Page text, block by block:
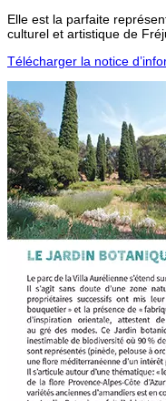
Elle est la parfaite
culturel et artistique de
Télécharger la notice